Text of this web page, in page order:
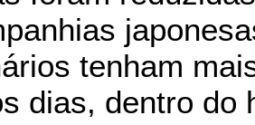
tenham
dias, dentro do